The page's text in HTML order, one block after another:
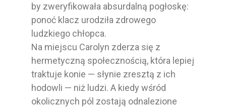
by zweryfikowała absurdalną pogłoskę:
ponoć klacz urodziła zdrowego
ludzkiego chłopca.
Na miejscu Carolyn zderza się z
hermetyczną społecznością, która lepiej
traktuje konie — słynie zresztą z ich
hodowli — niż ludzi. A kiedy wśród
okolicznych pól zostają odnalezione